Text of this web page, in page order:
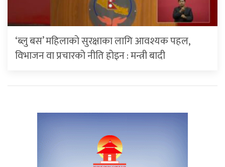
‘ब्लु बस’ महिलाको सुरक्षाका लागि आवश्यक पहल,
विभाजन वा प्रचारको नीति होइन : मन्त्री बादी